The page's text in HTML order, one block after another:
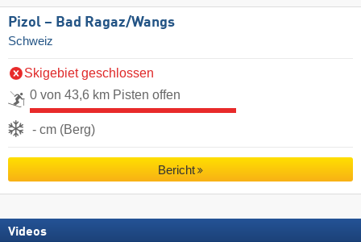
Pizol – Bad Ragaz/​Wangs
Schweiz
Skigebiet geschlossen
0 von 43,6 km Pisten offen
- cm (Berg)
Bericht
Videos